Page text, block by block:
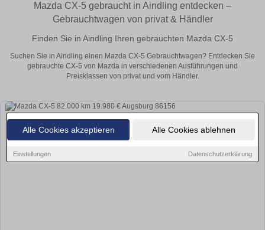
Alle Cookies akzeptieren Alle Cookies ablehnen
Einstellungen Datenschutzerklärung
Mazda CX-5 gebraucht in Aindling entdecken –
Gebrauchtwagen von privat & Händler
Finden Sie in Aindling Ihren gebrauchten Mazda CX-5
Suchen Sie in Aindling einen Mazda CX-5 Gebrauchtwagen? Entdecken Sie
gebrauchte CX-5 von Mazda in verschiedenen Ausführungen und
Preisklassen von privat und vom Händler.